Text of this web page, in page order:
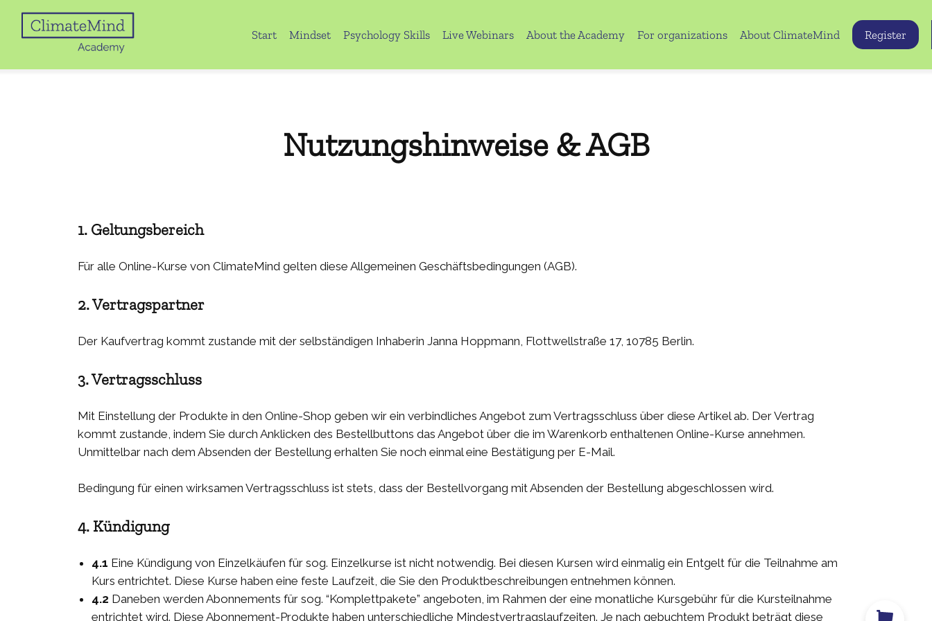
Start Mindset Psychology Skills Live Webinars About the Academy For organizations About ClimateMind Register
Nutzungshinweise & AGB
1. Geltungsbereich
Für alle Online-Kurse von ClimateMind gelten diese Allgemeinen Geschäftsbedingungen (AGB).
2. Vertragspartner
Der Kaufvertrag kommt zustande mit der selbständigen Inhaberin Janna Hoppmann, Flottwellstraße 17, 10785 Berlin.
3. Vertragsschluss
Mit Einstellung der Produkte in den Online-Shop geben wir ein verbindliches Angebot zum Vertragsschluss über diese Artikel ab. Der Vertrag
kommt zustande, indem Sie durch Anklicken des Bestellbuttons das Angebot über die im Warenkorb enthaltenen Online-Kurse annehmen.
Unmittelbar nach dem Absenden der Bestellung erhalten Sie noch einmal eine Bestätigung per E-Mail.
Bedingung für einen wirksamen Vertragsschluss ist stets, dass der Bestellvorgang mit Absenden der Bestellung abgeschlossen wird.
4. Kündigung
4.1 Eine Kündigung von Einzelkäufen für sog. Einzelkurse ist nicht notwendig. Bei diesen Kursen wird einmalig ein Entgelt für die Teilnahme am
Kurs entrichtet. Diese Kurse haben eine feste Laufzeit, die Sie den Produktbeschreibungen entnehmen können.
4.2 Daneben werden Abonnements für sog. “Komplettpakete” angeboten, im Rahmen der eine monatliche Kursgebühr für die Kursteilnahme
entrichtet wird. Diese Abonnement-Produkte haben unterschiedliche Mindestvertragslaufzeiten. Je nach gebuchtem Produkt beträgt diese